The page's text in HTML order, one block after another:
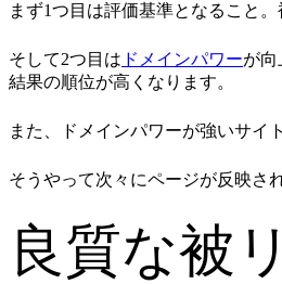
まず1つ目は評価基準となること
そして2つ目は ドメインパワーが
結果の順位が高くなります。
また、ドメインパワーが強いサイ
そうやって次々にページが反映さ
良質な被